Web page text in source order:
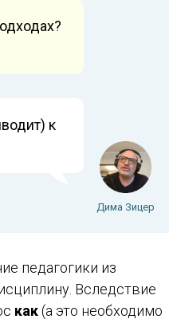
к
Дима Зицер
педагогики из
Вследствие
как(а это необходимо